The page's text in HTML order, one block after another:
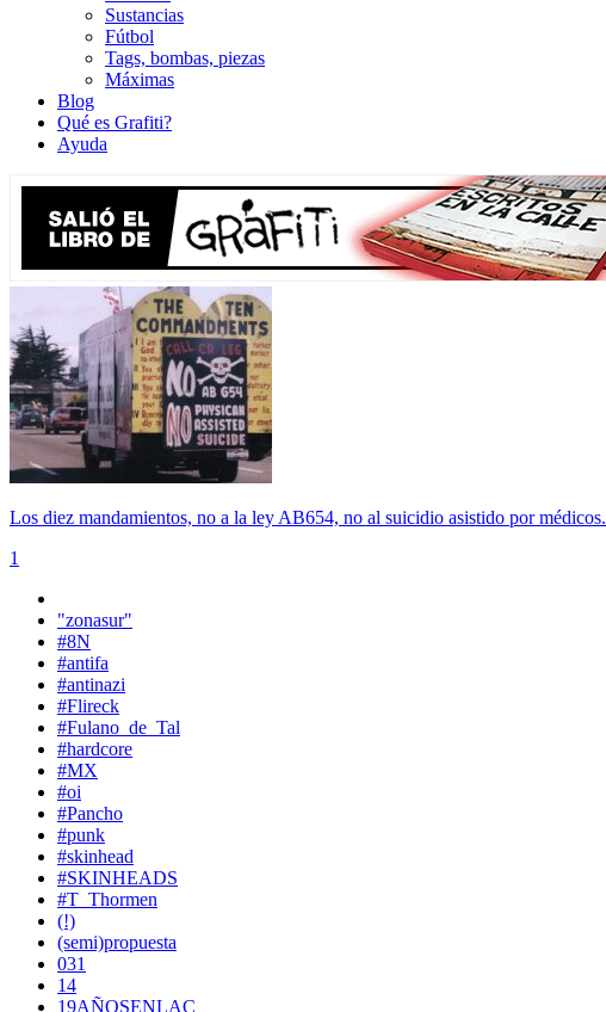
Sustancias
Fútbol
Tags, bombas, piezas
Máximas
Blog
Qué es Grafiti?
Ayuda
Los diez mandamientos, no a la ley AB654, no al suicidio asistido por médicos.
1
"zonasur"
#8N
#antifa
#antinazi
#Flireck
#Fulano_de_Tal
#hardcore
#MX
#oi
#Pancho
#punk
#skinhead
#SKINHEADS
#T_Thormen
(!)
(semi)propuesta
031
14
19AÑOSENLAC